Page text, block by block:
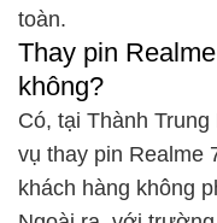
toàn.
Thay pin
không?
Có, tại Thành
vụ thay pin Realme
khách hàng không